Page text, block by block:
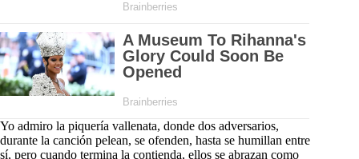
Yo admiro la piquería vallenata, donde dos adversarios,
durante la canción pelean, se ofenden, hasta se humillan entre
sí, pero cuando termina la contienda, ellos se abrazan como